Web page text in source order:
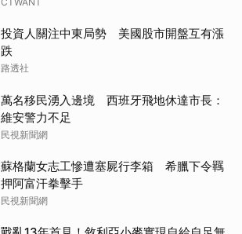
投資人關注中東局勢 美國股市開盤互有漲
跌
路透社
萬名移民湧入邊境 西班牙飛地休達市長：
維安警力不足
民視新聞網
蘇格蘭女志工慘遭塞屍行李箱 希臘下令羈
押阿富汗拳擊手
民視新聞網